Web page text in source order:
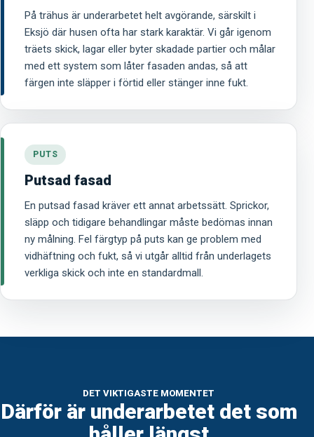
På trähus är underarbetet helt avgörande, särskilt i
Eksjö där husen ofta har stark karaktär. Vi går igenom
träets skick, lagar eller byter skadade partier och målar
med ett system som låter fasaden andas, så att
färgen inte släpper i förtid eller stänger inne fukt.
PUTS
Putsad fasad
En putsad fasad kräver ett annat arbetssätt. Sprickor,
släpp och tidigare behandlingar måste bedömas innan
ny målning. Fel färgtyp på puts kan ge problem med
vidhäftning och fukt, så vi utgår alltid från underlagets
verkliga skick och inte en standardmall.
DET VIKTIGASTE MOMENTET
Därför är underarbetet det som